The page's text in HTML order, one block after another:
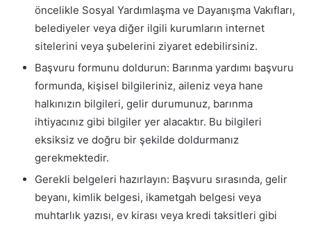
öncelikle Sosyal Yardımlaşma ve Dayanışma Vakıfları,
belediyeler veya diğer ilgili kurumların internet
sitelerini veya şubelerini ziyaret edebilirsiniz.
Başvuru formunu doldurun: Barınma yardımı başvuru
formunda, kişisel bilgileriniz, aileniz veya hane
halkınızın bilgileri, gelir durumunuz, barınma
ihtiyacınız gibi bilgiler yer alacaktır. Bu bilgileri
eksiksiz ve doğru bir şekilde doldurmanız
gerekmektedir.
Gerekli belgeleri hazırlayın: Başvuru sırasında, gelir
beyanı, kimlik belgesi, ikametgah belgesi veya
muhtarlık yazısı, ev kirası veya kredi taksitleri gibi